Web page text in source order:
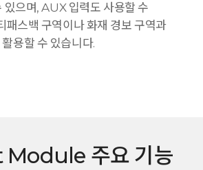
있으며, AUX 입력도 사용할 수
패스백 구역이나 화재 경보 구역과
용할 수 있습니다.
주요 기능